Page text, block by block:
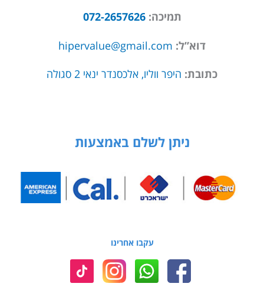
תמיכה:072-2657626
דוא”ל: hipervalue@gmail.com
כתובת: היפר ווליו, אלכסנדר ינאי 2 סגולה
ניתן לשלם באמצעות
עקבו אחרינו